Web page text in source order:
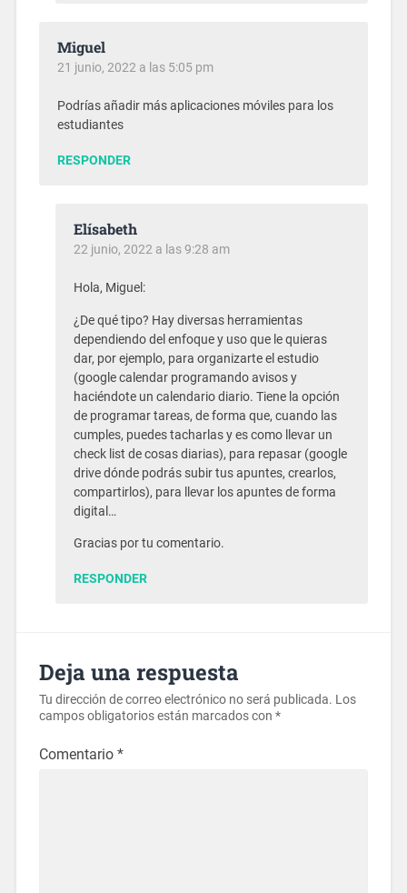
Miguel
21 junio, 2022 a las 5:05 pm
Podrías añadir más aplicaciones móviles para los
estudiantes
RESPONDER
Elísabeth
22 junio, 2022 a las 9:28 am
Hola, Miguel:
¿De qué tipo? Hay diversas herramientas
dependiendo del enfoque y uso que le quieras
dar, por ejemplo, para organizarte el estudio
(google calendar programando avisos y
haciéndote un calendario diario. Tiene la opción
de programar tareas, de forma que, cuando las
cumples, puedes tacharlas y es como llevar un
check list de cosas diarias), para repasar (google
drive dónde podrás subir tus apuntes, crearlos,
compartirlos), para llevar los apuntes de forma
digital…
Gracias por tu comentario.
RESPONDER
Deja una respuesta
Tu dirección de correo electrónico no será publicada. Los
campos obligatorios están marcados con *
Comentario *